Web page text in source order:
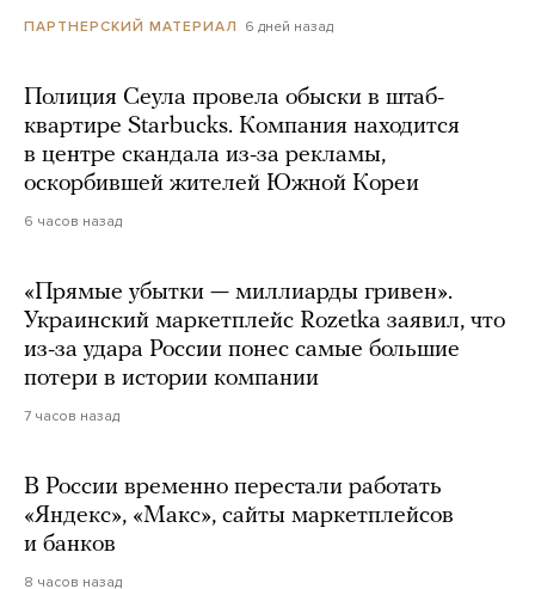
ПАРТНЕРСКИЙ МАТЕРИАЛ 6 дней назад
Полиция Сеула провела обыски в штаб-
квартире Starbucks. Компания находится
в центре скандала из-за рекламы,
оскорбившей жителей Южной Кореи
6 часов назад
«Прямые убытки — миллиарды гривен».
Украинский маркетплейс Rozetka заявил, что
из-за удара России понес самые большие
потери в истории компании
7 часов назад
В России временно перестали работать
«Яндекс», «Макс», сайты маркетплейсов
и банков
8 часов назад